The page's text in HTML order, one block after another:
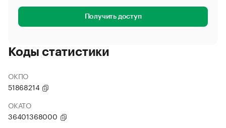
Получить доступ
Коды статистики
ОКПО
51868214
ОКАТО
36401368000